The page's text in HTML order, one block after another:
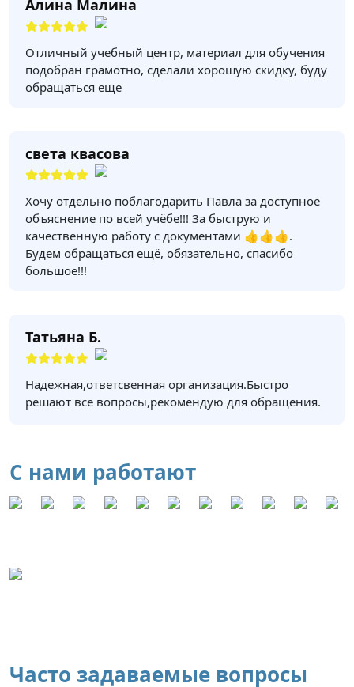
Алина Малина
Отличный учебный центр, материал для обучения
подобран грамотно, сделали хорошую скидку, буду
обращаться еще
света квасова
Хочу отдельно поблагодарить Павла за доступное
объяснение по всей учёбе!!! За быструю и
качественную работу с документами 👍👍👍.
Будем обращаться ещё, обязательно, спасибо
большое!!!
Татьяна Б.
Надежная,ответсвенная организация.Быстро
решают все вопросы,рекомендую для обращения.
С нами работают
Часто задаваемые вопросы